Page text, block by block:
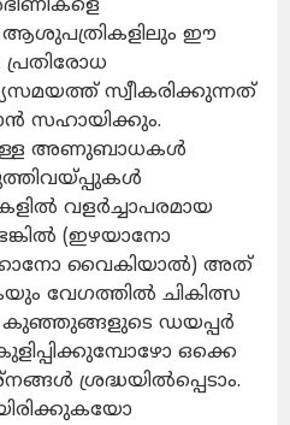
ആശുപത്രികളിലും ഈ
പ്രതിരോധ
സ്വീകരിക്കുന്നത്
സഹായിക്കും.
അണുബാധകൾ
വളർച്ചാപരമായ
(ഇഴയാനോ
വൈകിയാൽ) അത്
വേഗത്തിൽ ചികിത്സ
ഡയപ്പർ
ഒക്കെ
ശ്രദ്ധയിൽപ്പെടാം.